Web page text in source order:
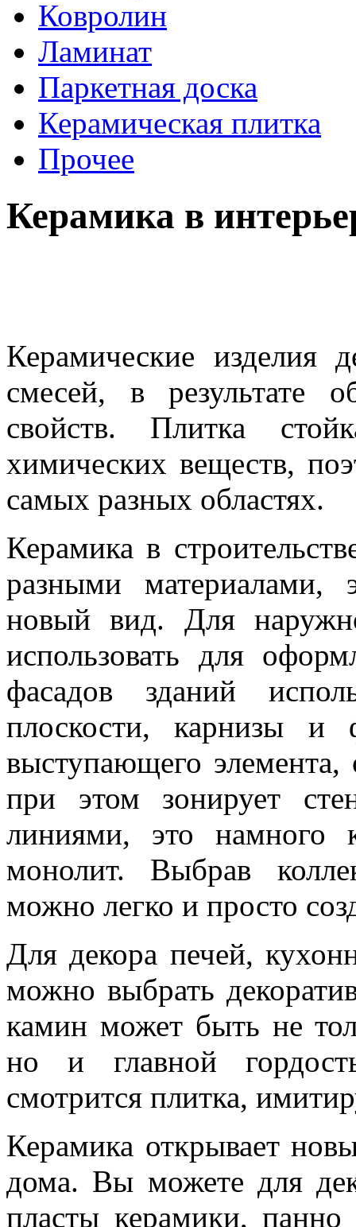
Ковролин
Ламинат
Паркетная доска
Керамическая плитка
Прочее
Керамика в
Керамические изделия
смесей, в результате
свойств. Плитка
химических веществ,
самых разных областях.
Керамика в
разными материалами,
новый вид. Для
использовать для
фасадов зданий
плоскости, карнизы
выступающего
при этом зонирует
линиями, это намного
монолит. Выбрав
можно легко и просто
Для декора печей,
можно выбрать
камин может быть не
но и главной
смотрится плитка,
Керамика открывает
дома. Вы можете для
пласты керамики,